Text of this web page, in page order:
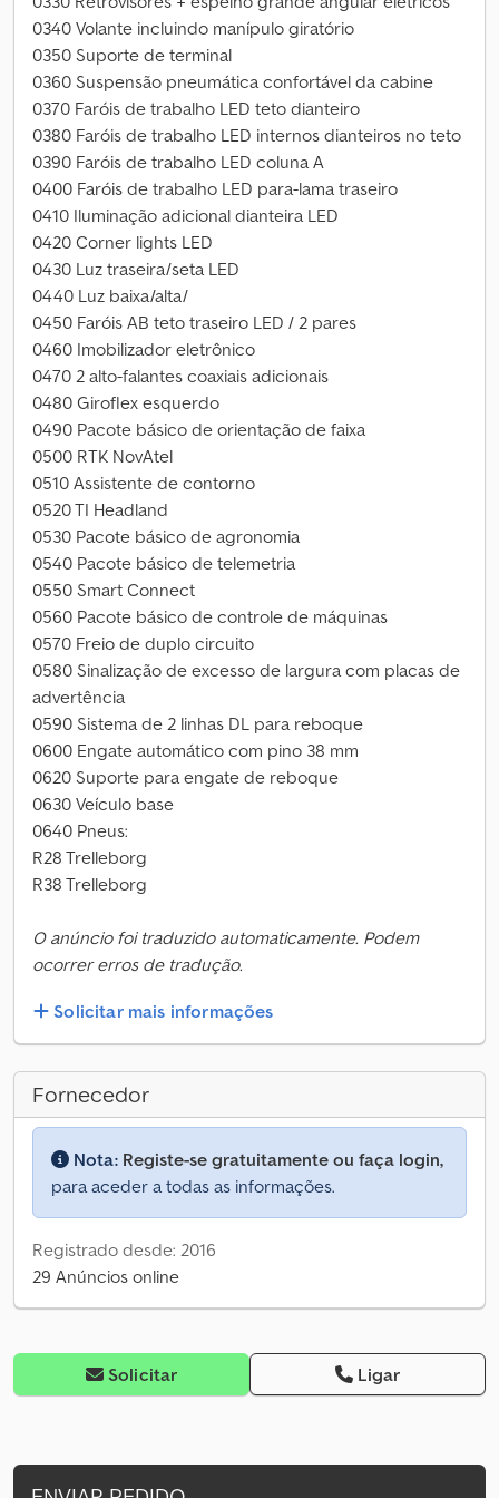
0340 Volante incluindo manípulo giratório
0350 Suporte de terminal
0360 Suspensão pneumática confortável da cabine
0370 Faróis de trabalho LED teto dianteiro
0380 Faróis de trabalho LED internos dianteiros no teto
0390 Faróis de trabalho LED coluna A
0400 Faróis de trabalho LED para-lama traseiro
0410 Iluminação adicional dianteira LED
0420 Corner lights LED
0430 Luz traseira/seta LED
0440 Luz baixa/alta/
0450 Faróis AB teto traseiro LED / 2 pares
0460 Imobilizador eletrônico
0470 2 alto-falantes coaxiais adicionais
0480 Giroflex esquerdo
0490 Pacote básico de orientação de faixa
0500 RTK NovAtel
0510 Assistente de contorno
0520 TI Headland
0530 Pacote básico de agronomia
0540 Pacote básico de telemetria
0550 Smart Connect
0560 Pacote básico de controle de máquinas
0570 Freio de duplo circuito
0580 Sinalização de excesso de largura com placas de
advertência
0590 Sistema de 2 linhas DL para reboque
0600 Engate automático com pino 38 mm
0620 Suporte para engate de reboque
0630 Veículo base
0640 Pneus:
R28 Trelleborg
R38 Trelleborg
O anúncio foi traduzido automaticamente. Podem
ocorrer erros de tradução.
Solicitar mais informações
Fornecedor
Nota: Registe-se gratuitamente ou faça login,
para aceder a todas as informações.
Registrado desde: 2016
29 Anúncios online
Solicitar Ligar